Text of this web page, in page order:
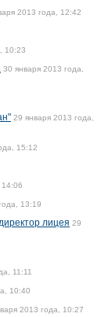
2013 года, 12:42
10:23
30 января 2013 года,
29 января 2013 года,
15:12
14:06
13:19
лицея 29
11:11
10:40
2013 года, 10:27